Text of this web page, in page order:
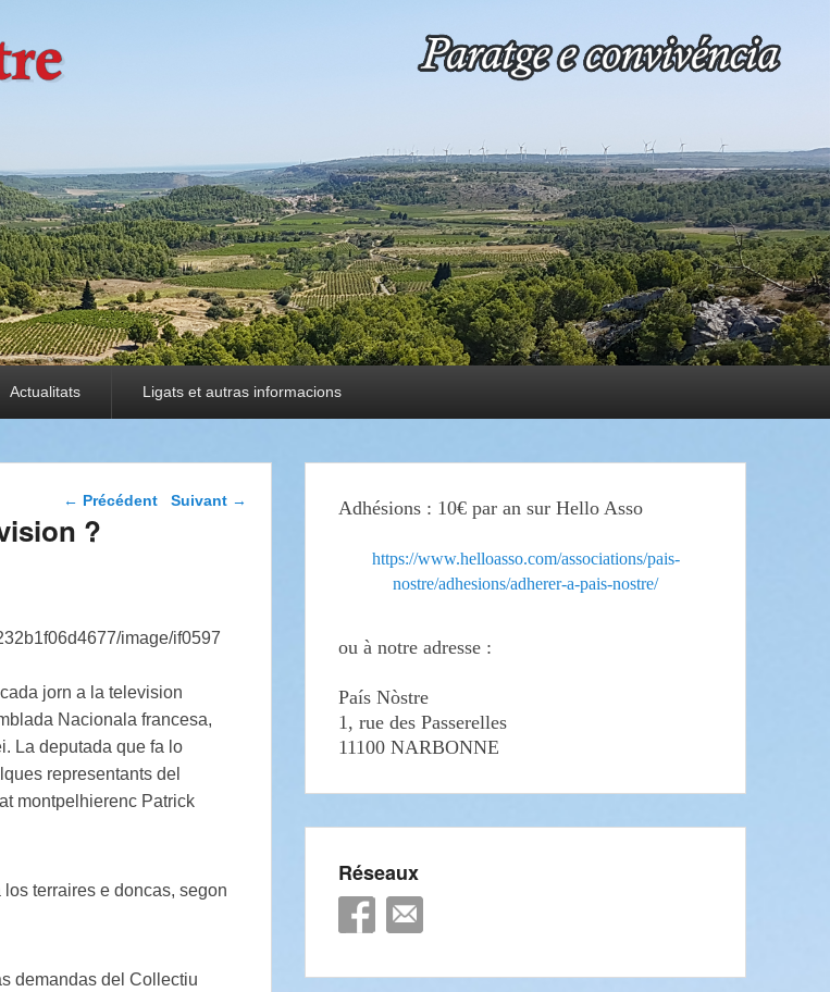
Actualitats Ligats et autras informacions
Navigation dans les
← Précédent Suivant →
?
jorn a la television
Nacionala francesa,
La deputada que fa lo
representants del
montpelhierenc Patrick
terraires e doncas, segon
demandas del Collectiu
Adhésions : 10€ par an sur Hello Asso
https://www.helloasso.com/associations/pais-
nostre/adhesions/adherer-a-pais-nostre/
ou à notre adresse :
País Nòstre
1, rue des Passerelles
11100 NARBONNE
Réseaux